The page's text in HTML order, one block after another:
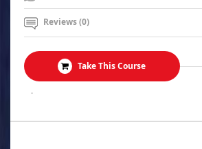
Reviews (0)
Take This Course
.